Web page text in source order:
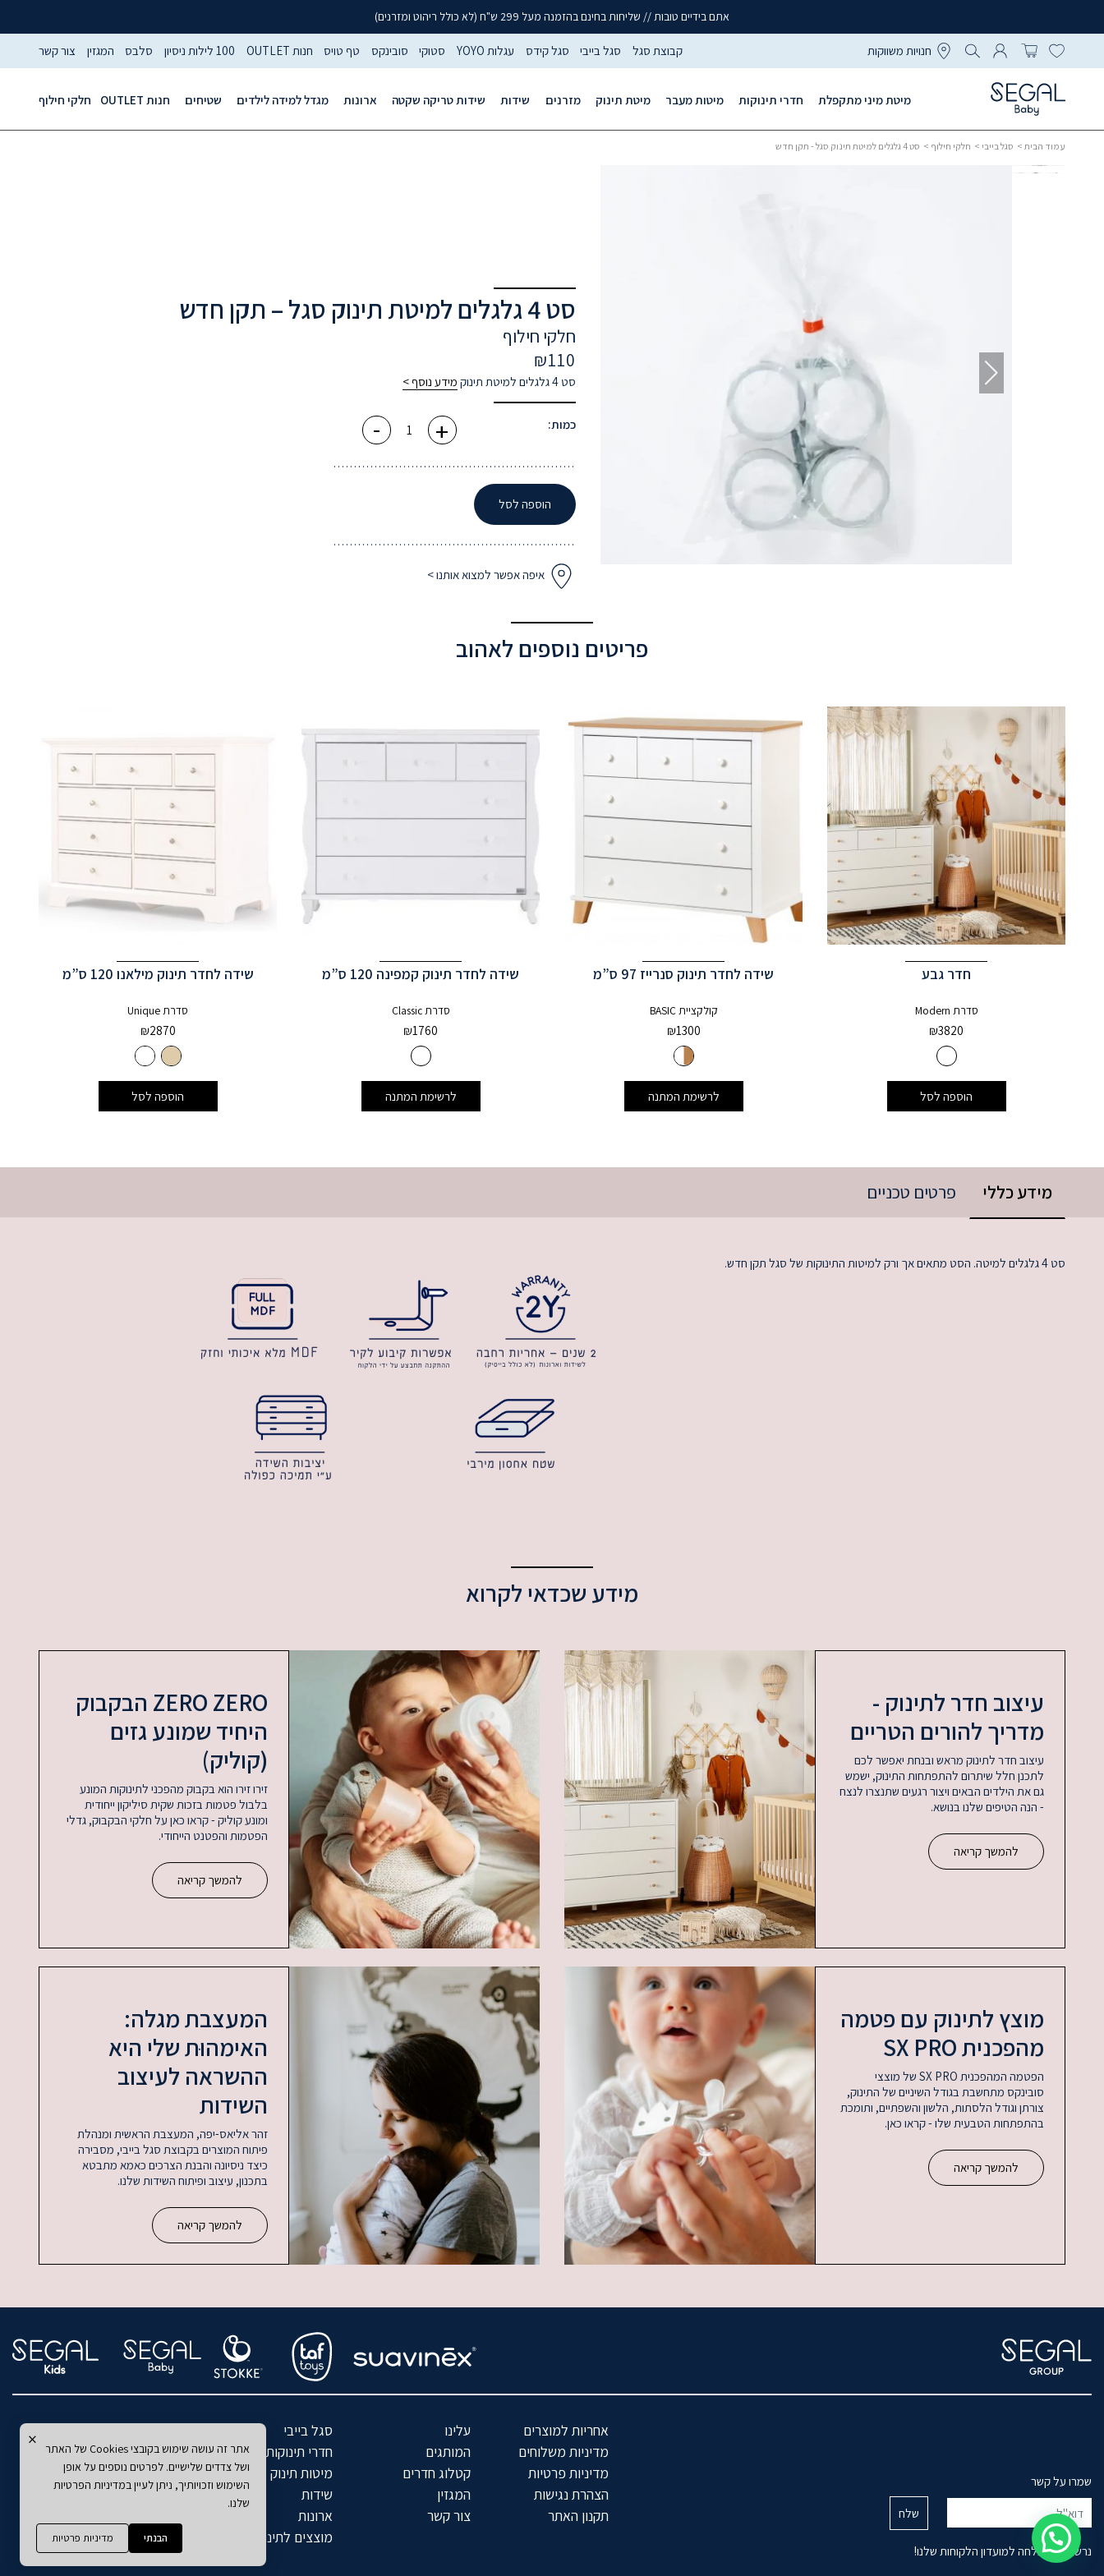
×
אתר זה עושה שימוש בקובצי Cookies של האתר
ושל צדדים שלישיים. לפרטים נוספים על אופן
השימוש וזכויותיך, ניתן לעיין במדיניות הפרטיות
שלנו.
הבנתי מדיניות פרטיות
אתם בידיים טובות // שליחות בחינם בהזמנה מעל 299 ש"ח (לא כולל ריהוט ומזרנים)
חנויות משווקות קבוצת סגל סגל בייבי סגל קידס עגלות YOYO סטוקי סובינקס טף טויס חנות OUTLET 100 לילות ניסיון סלבס המגזין צור קשר
מיטת מיני מתקפלת חדרי תינוקות מיטות מעבר מיטת תינוק מזרנים שידות שידות טריקה שקטה ארונות מגדל למידה לילדים שטיחים חנות OUTLET חלקי חילוף
עמוד הבית > סגל בייבי > חלקי חילוף > סט 4 גלגלים למיטת תינוק סגל - תקן חדש
סט 4 גלגלים למיטת תינוק סגל – תקן חדש
חלקי חילוף
₪110
סט 4 גלגלים למיטת תינוק מידע נוסף >
כמות: - של
גלגלים
חדש
+
הוספה לסל
איפה אפשר למצוא אותנו >
פריטים נוספים לאהוב
חדר גבע
סדרת Modern
₪3820
הוספה לסל
שידה לחדר תינוק סנרייז 97 ס”מ
קולקציית BASIC
₪1300
לרשימת המתנה
שידה לחדר תינוק קמפינה 120 ס”מ
סדרת Classic
₪1760
לרשימת המתנה
שידה לחדר תינוק מילאנו 120 ס”מ
סדרת Unique
₪2870
הוספה לסל
מידע כללי פרטים טכניים
סט 4 גלגלים למיטה. הסט מתאים אך ורק למיטות התינוקות של סגל תקן חדש.
מידע שכדאי לקרוא
עיצוב חדר לתינוק -
מדריך להורים הטריים
עיצוב חדר לתינוק מראש ובנחת יאפשר לכם
לתכנן חלל שיתרום להתפתחות התינוק, ישמש
גם את הילדים הבאים ויצור רגעים שתנצרו לנצח
- הנה הטיפים שלנו בנושא.
להמשך קריאה
ZERO ZERO הבקבוק
היחיד שמונע גזים
(קוליק)
זירו זירו הוא בקבוק מהפכני לתינוקות המונע
בלבול פטמות בזכות שקית סיליקון ייחודית
ומונע קוליק - קראו כאן על חלקי הבקבוק, גדלי
הפטמות והפטנט הייחודי.
להמשך קריאה
מוצץ לתינוק עם פטמה
מהפכנית SX PRO
הפטמה המהפכנית SX PRO של מוצצי
סובינקס מתחשבת בגודל השיניים של התינוק,
צורתן וגודל הלסתות, הלשון והשפתיים, ותומכת
בהתפתחות הטבעית שלו - קראו כאן.
להמשך קריאה
המעצבת מגלה:
האימהוּת שלי היא
ההשראה לעיצוב
השידות
זהר אליאס-יפה, המעצבת הראשית ומנהלת
פיתוח המוצרים בקבוצת סגל בייבי, מסבירה
כיצד ניסיונה והבנת הצרכים כאמא מתבטא
בתכנון, עיצוב ופיתוח השידות שלנו.
להמשך קריאה
שמרו על קשר
נרשמת בהצלחה למועדון הלקוחות שלנו!
אחריות למוצרים
מדיניות משלוחים
מדיניות פרטיות
הצהרת נגישות
תקנון האתר
עלינו
המותגים
קטלוג חדרים
המגזין
צור קשר
סגל בייבי
חדרי תינוקות
מיטות תינוק
שידות
ארונות
מוצצים לתינוקות
ארונות ילדים
מיטות ילדים
מזרנים לילדים
שטיחים